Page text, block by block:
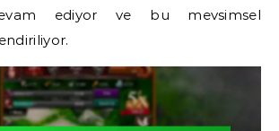
ediyor ve bu mevsimsel